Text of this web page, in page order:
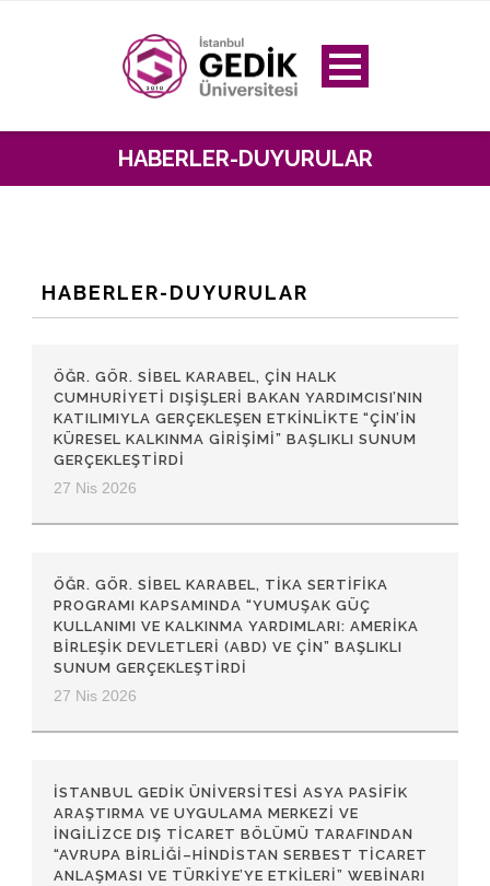
HABERLER-DUYURULAR
HABERLER-DUYURULAR
ÖĞR. GÖR. SIBEL KARABEL, ÇIN HALK
CUMHURIYETI DIŞIŞLERI BAKAN YARDIMCISI’NIN
KATILIMIYLA GERÇEKLEŞEN ETKINLIKTE “ÇIN’IN
KÜRESEL KALKINMA GIRIŞIMI” BAŞLIKLI SUNUM
GERÇEKLEŞTIRDI
27 Nis 2026
ÖĞR. GÖR. SIBEL KARABEL, TİKA SERTIFIKA
PROGRAMI KAPSAMINDA “YUMUŞAK GÜÇ
KULLANIMI VE KALKINMA YARDIMLARI: AMERIKA
BIRLEŞIK DEVLETLERI (ABD) VE ÇIN” BAŞLIKLI
SUNUM GERÇEKLEŞTIRDI
27 Nis 2026
İSTANBUL GEDIK ÜNIVERSITESI ASYA PASIFIK
ARAŞTIRMA VE UYGULAMA MERKEZI VE
İNGILIZCE DIŞ TICARET BÖLÜMÜ TARAFINDAN
“AVRUPA BIRLIĞI–HINDISTAN SERBEST TICARET
ANLAŞMASI VE TÜRKIYE’YE ETKILERI” WEBINARI